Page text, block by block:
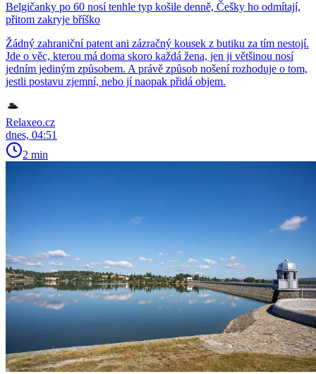
Belgičanky po 60 nosí tenhle typ košile denně, Češky ho odmítají,
přitom zakryje bříško
Žádný zahraniční patent ani zázračný kousek z butiku za tím nestojí.
Jde o věc, kterou má doma skoro každá žena, jen ji většinou nosí
jedním jediným způsobem. A právě způsob nošení rozhoduje o tom,
jestli postavu zjemní, nebo jí naopak přidá objem.
Relaxeo.cz
dnes, 04:51
2 min